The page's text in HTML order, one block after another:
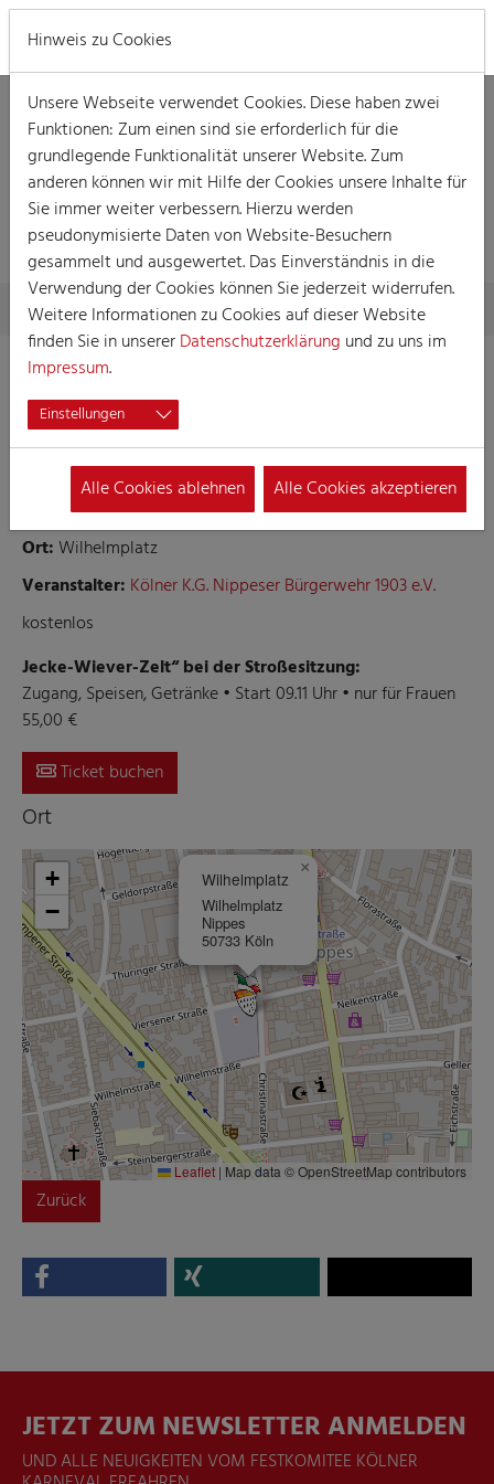
VERANSTALTUNG
Skip to main content
You are here:
Home Session Veranstaltungen Veranstaltung
Stroßesitzung op däm Wilhelmplatz 2024
08.02.2024 09:11
Veranstaltungen, Kostümsitzung, Straßenkarneval
Straßensitzung der Nippeser Bürgerwehr 1903 e.V.
Ort:Wilhelmplatz
Veranstalter: Kölner K.G. Nippeser Bürgerwehr 1903 e.V.
kostenlos
Jecke-Wiever-Zelt“ bei der Stroßesitzung:
Zugang, Speisen, Getränke • Start 09.11 Uhr • nur für Frauen
55,00 €
Ticket buchen
Ort
Wilhelmplatz
Wilhelmplatz
Nippes
50733 Köln
×
+
−
Leaflet | Map data © OpenStreetMap contributors
Zurück
JETZT ZUM NEWSLETTER ANMELDEN
UND ALLE NEUIGKEITEN VOM FESTKOMITEE KÖLNER
Hinweis zu Cookies
Unsere Webseite verwendet Cookies. Diese haben zwei
Funktionen: Zum einen sind sie erforderlich für die
grundlegende Funktionalität unserer Website. Zum
anderen können wir mit Hilfe der Cookies unsere Inhalte für
Sie immer weiter verbessern. Hierzu werden
pseudonymisierte Daten von Website-Besuchern
gesammelt und ausgewertet. Das Einverständnis in die
Verwendung der Cookies können Sie jederzeit widerrufen.
Weitere Informationen zu Cookies auf dieser Website
finden Sie in unsererDatenschutzerklärung und zu uns im
Impressum.
Einstellungen
Alle Cookies ablehnen Alle Cookies akzeptieren